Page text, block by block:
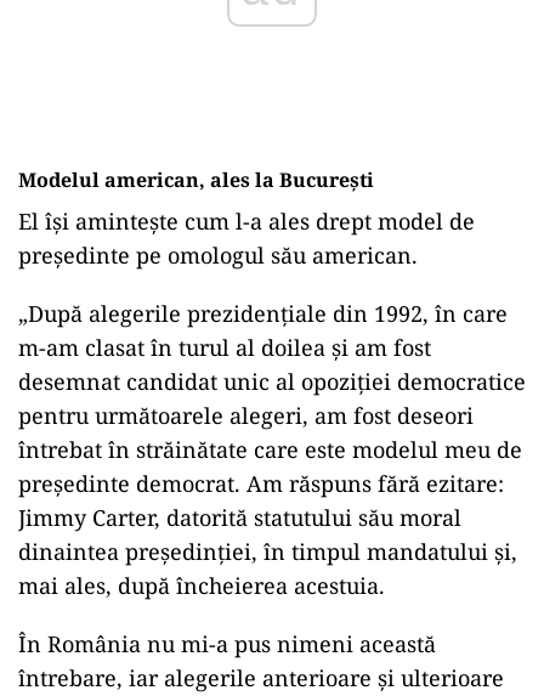
Modelul american, ales la București
El își amintește cum l-a ales drept model de
președinte pe omologul său american.
„După alegerile prezidențiale din 1992, în care
m-am clasat în turul al doilea și am fost
desemnat candidat unic al opoziției democratice
pentru următoarele alegeri, am fost deseori
întrebat în străinătate care este modelul meu de
președinte democrat. Am răspuns fără ezitare:
Jimmy Carter, datorită statutului său moral
dinaintea președinției, în timpul mandatului și,
mai ales, după încheierea acestuia.
În România nu mi-a pus nimeni această
întrebare, iar alegerile anterioare și ulterioare